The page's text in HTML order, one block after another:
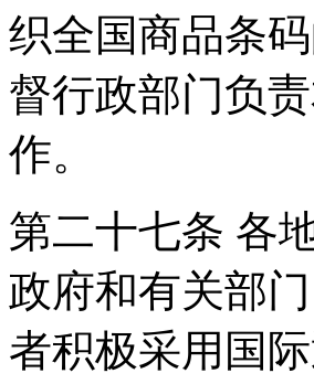
织全国商品条
督行政部门负
作。
第二十七条 各
政府和有关部
者积极采用国